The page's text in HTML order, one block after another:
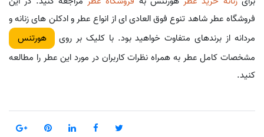
فروشگاه عطر شاهد تنوع فوق العادی ای از انواع عطر و ادکلن های زنانه و
مردانه از برندهای متفاوت خواهید بود. با کلیک بر روی
هورتنس
مشخصات کامل عطر به همراه نظرات کاربران در مورد این عطر را مطالعه
کنید.